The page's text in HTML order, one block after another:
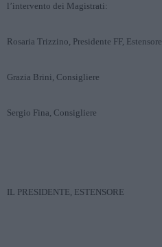
l’intervento dei Magistrati:
Rosaria Trizzino, Presidente FF, Estensore
Grazia Brini, Consigliere
Sergio Fina, Consigliere
IL PRESIDENTE, ESTENSORE